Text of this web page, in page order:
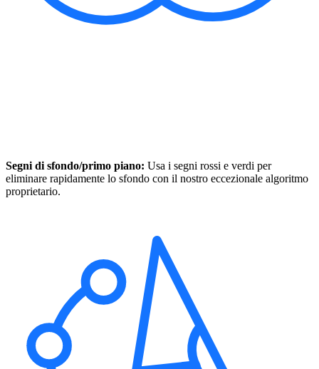
Segni di sfondo/primo piano: Usa i segni rossi e verdi per
eliminare rapidamente lo sfondo con il nostro eccezionale algoritmo
proprietario.